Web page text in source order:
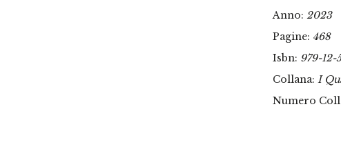
Anno: 2023
Pagine: 468
Isbn: 979-12-
Collana: I
Numero